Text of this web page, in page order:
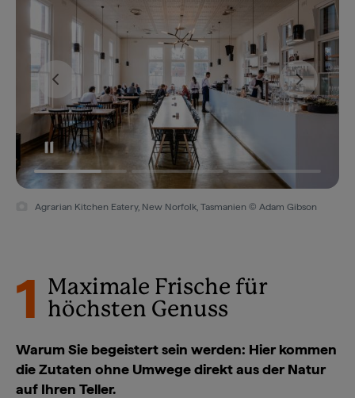
Agrarian Kitchen Eatery, New Norfolk, Tasmanien © Adam Gibson
1
Maximale Frische für
höchsten Genuss
Warum Sie begeistert sein werden: Hier kommen
die Zutaten ohne Umwege direkt aus der Natur
auf Ihren Teller.